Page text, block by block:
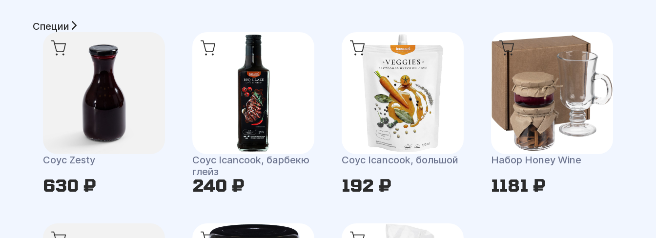
Специи
Соус Zesty
630 ₽
Соус Icancook, барбекю
глейз
240 ₽
Соус Icancook, большой
192 ₽
Набор Honey Wine
1181 ₽